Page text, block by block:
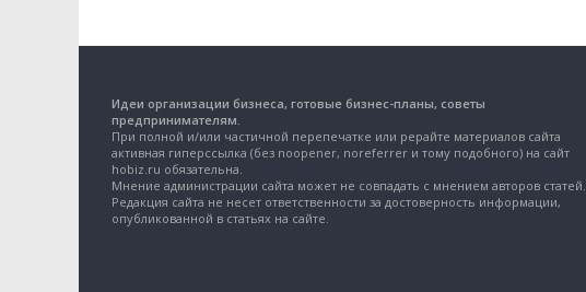
Идеи организации бизнеса, готовые бизнес-планы, советы
предпринимателям.
При полной и/или частичной перепечатке или рерайте материалов сайта
активная гиперссылка (без noopener, noreferrer и тому подобного) на сайт
hobiz.ru обязательна.
Мнение администрации сайта может не совпадать с мнением авторов статей.
Редакция сайта не несет ответственности за достоверность информации,
опубликованной в статьях на сайте.